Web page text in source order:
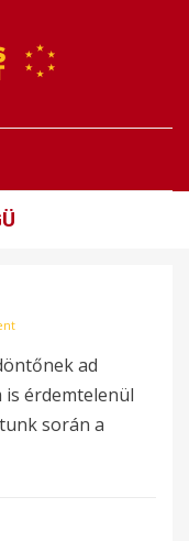
ad
érdemtelenül
során a